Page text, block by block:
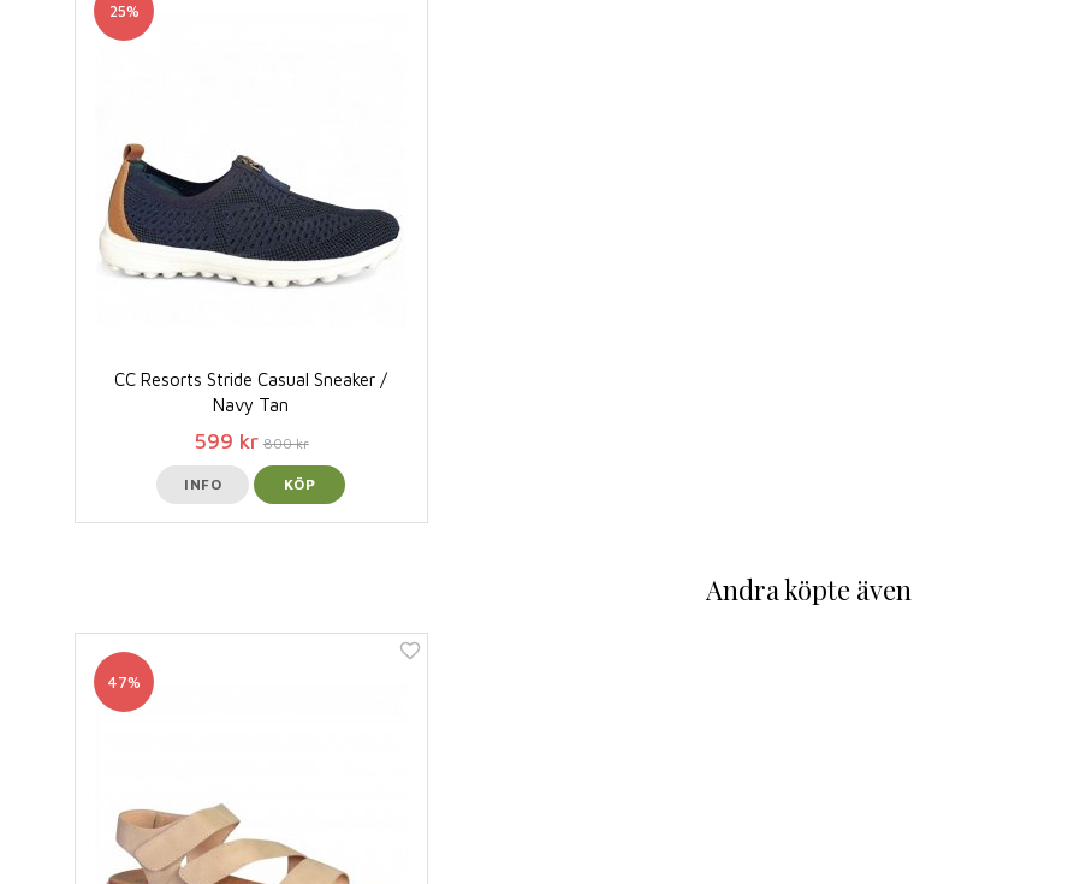
25%
CC Resorts Stride Casual Sneaker /
Navy Tan
599 kr 800 kr
INFO KÖP
Andra köpte även
47%